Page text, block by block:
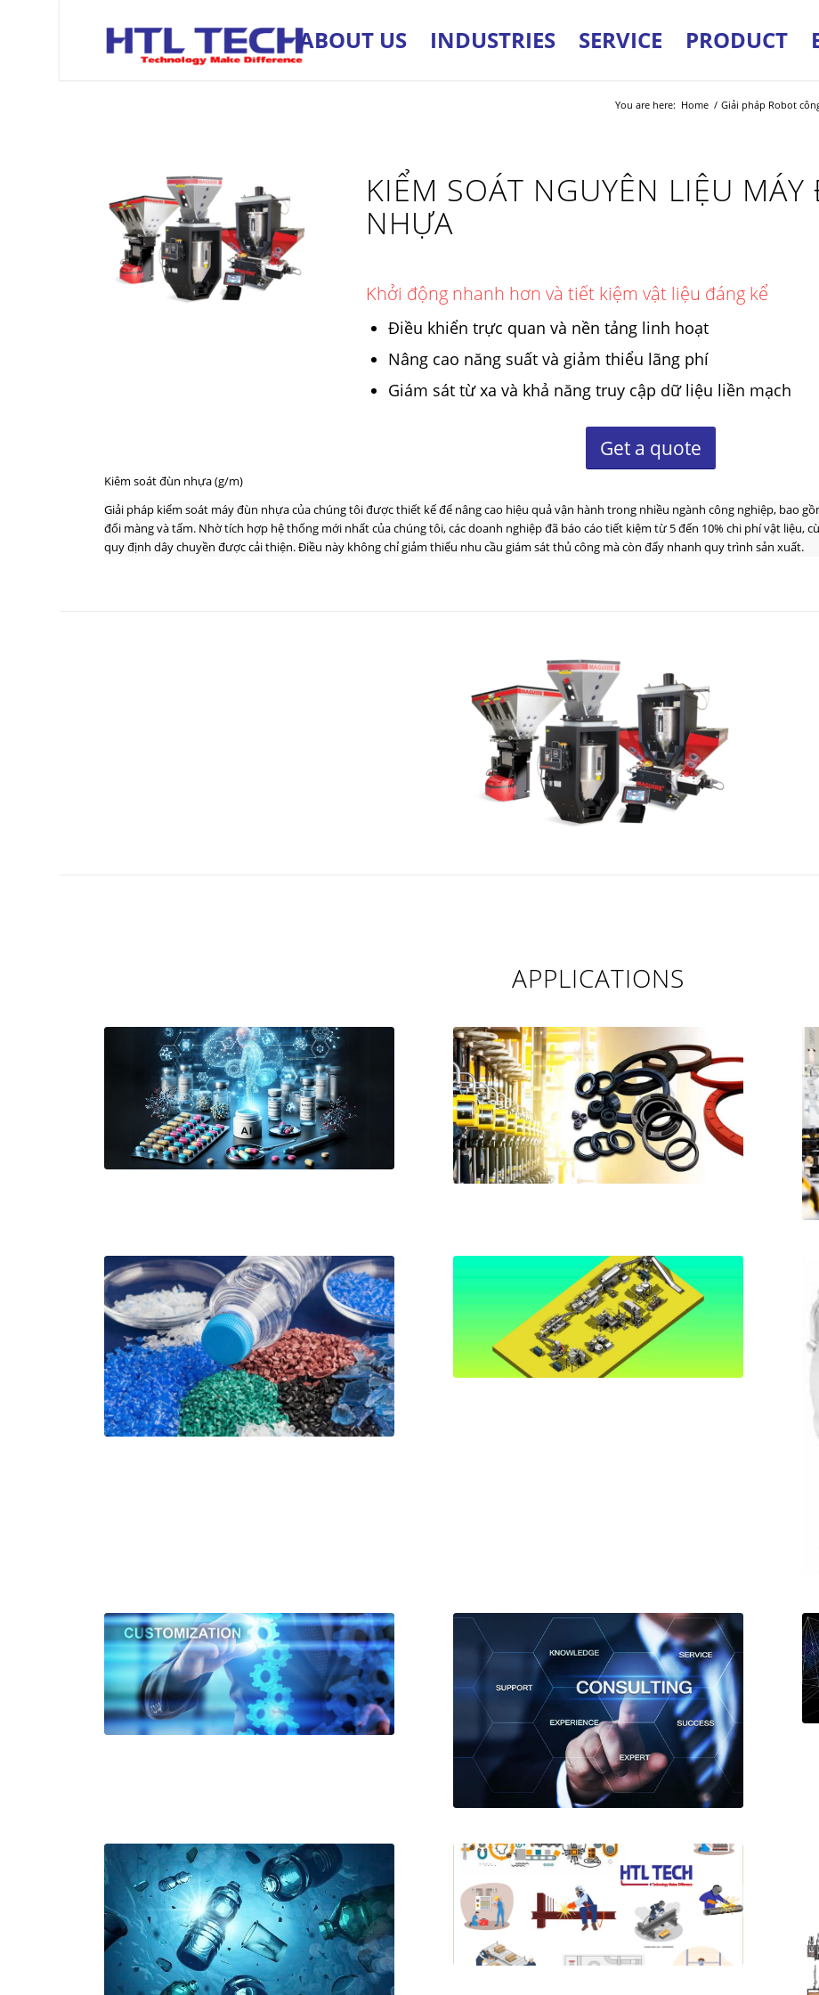
ABOUT US INDUSTRIES SERVICE PRODUCT
You are here: Home / Giải pháp Robot
KIỂM SOÁT NGUYÊN LIỆU MÁY
NHỰA
Khởi động nhanh hơn và tiết kiệm vật liệu đáng kể
Điều khiển trực quan và nền tảng linh hoạt
Nâng cao năng suất và giảm thiểu lãng phí
Giám sát từ xa và khả năng truy cập dữ liệu liền mạch
Get a quote
Kiêm soát đùn nhựa (g/m)
Giải pháp kiểm soát máy đùn nhựa của chúng tôi được thiết kế để nâng cao hiệu quả vận hành trong nhiều ngành công nghiệp, bao
đổi màng và tấm. Nhờ tích hợp hệ thống mới nhất của chúng tôi, các doanh nghiệp đã báo cáo tiết kiệm từ 5 đến 10% chi phí vật liệu,
quy định dây chuyền được cải thiện.Điều này không chỉ giảm thiểu nhu cầu giám sát thủ công mà còn đẩy nhanh quy trình sản xuất.
APPLICATIONS